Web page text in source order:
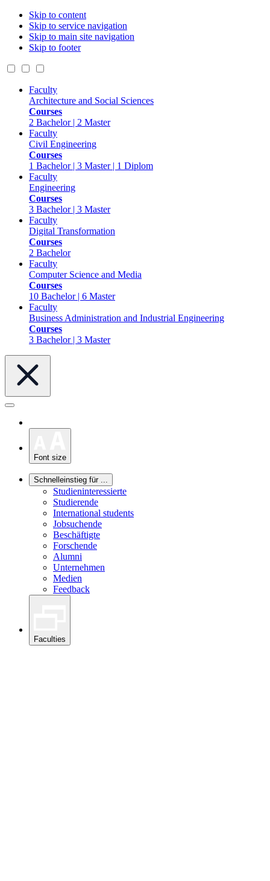
Skip to content
Skip to service navigation
Skip to main site navigation
Skip to footer
Faculty
Architecture and Social Sciences
Courses
2 Bachelor | 2 Master
Faculty
Civil Engineering
Courses
1 Bachelor | 3 Master | 1 Diplom
Faculty
Engineering
Courses
3 Bachelor | 3 Master
Faculty
Digital Transformation
Courses
2 Bachelor
Faculty
Computer Science and Media
Courses
10 Bachelor | 6 Master
Faculty
Business Administration and Industrial Engineering
Courses
3 Bachelor | 3 Master
Font size
Schnelleinstieg für ...
Studieninteressierte
Studierende
International students
Jobsuchende
Beschäftigte
Forschende
Alumni
Unternehmen
Medien
Feedback
Faculties